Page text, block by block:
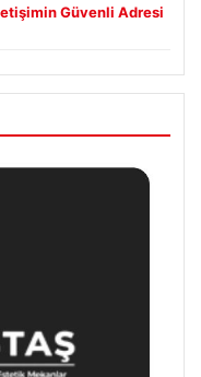
Güvenli Adresi